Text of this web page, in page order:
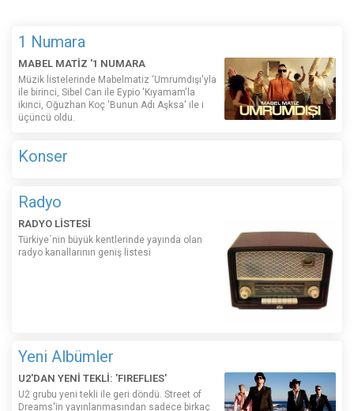
1 Numara
MABEL MATİZ '1 NUMARA
Müzik listelerinde Mabelmatiz ‘Umrumdışı'yla
ile birinci, Sibel Can ile Eypio 'Kıyamam'la
ikinci, Oğuzhan Koç 'Bunun Adı Aşksa' ile i
üçüncü oldu.
Konser
Radyo
RADYO LİSTESİ
Türkiye´nin büyük kentlerinde yayında olan
radyo kanallarının geniş listesi
Yeni Albümler
U2'DAN YENİ TEKLİ: 'FIREFLIES'
U2 grubu yeni tekli ile geri döndü. Street of
Dreams'in yayınlanmasından sadece birkaç